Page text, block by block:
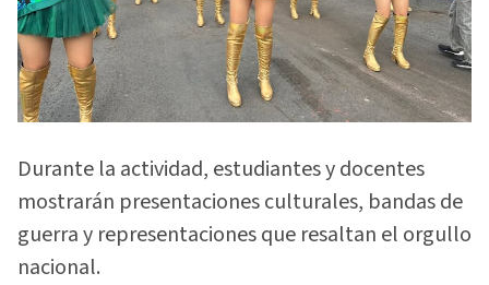
Durante la actividad, estudiantes y docentes
mostrarán presentaciones culturales, bandas de
guerra y representaciones que resaltan el orgullo
nacional.